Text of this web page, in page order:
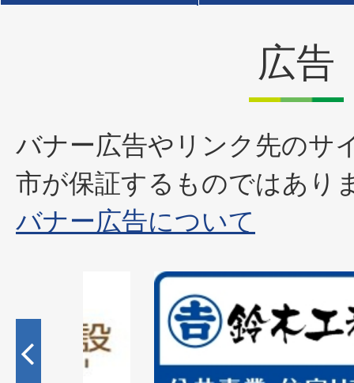
広告
バナー広告やリンク先のサ
市が保証するものではあり
バナー広告について
2
枚
目